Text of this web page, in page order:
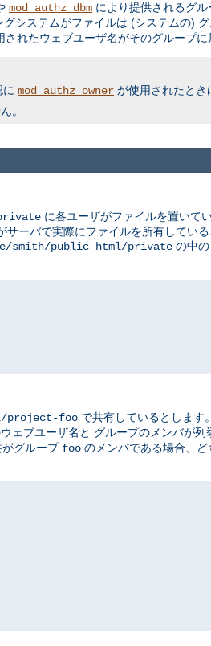
mod_authz_dbm により提供されるグ
システムがファイルは (システムの)
れたウェブユーザ名がそのグループに
に mod_authz_owner が使用されたとき
。
に各ユーザがファイルを置いて
ーバで実際にファイルを所有してい
smith/public_html/private の中
project-foo で共有しているとします
ェブユーザ名と グループのメンバが列
グループ foo のメンバである場合、